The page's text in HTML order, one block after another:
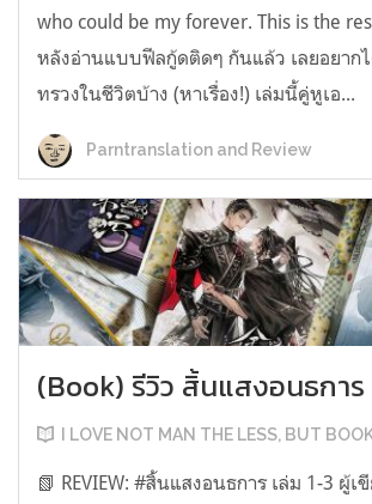
who could be my forever. This is the
หลังอ่านแบบฟีลกู้ดติดๆ กันแล้ว เลยอยาก
ทรวงในชีวิตบ้าง (หาเรื่อง!) เล่มนี้คู่หูเอ...
Parntranslation and Review
(Book) รีวิว สิ้นแสงอนธการ
I LOVE NOT MAN THE LESS, BUT
📗 REVIEW: #สิ้นแสงอนธการ เล่ม 1-3 ผู้เ